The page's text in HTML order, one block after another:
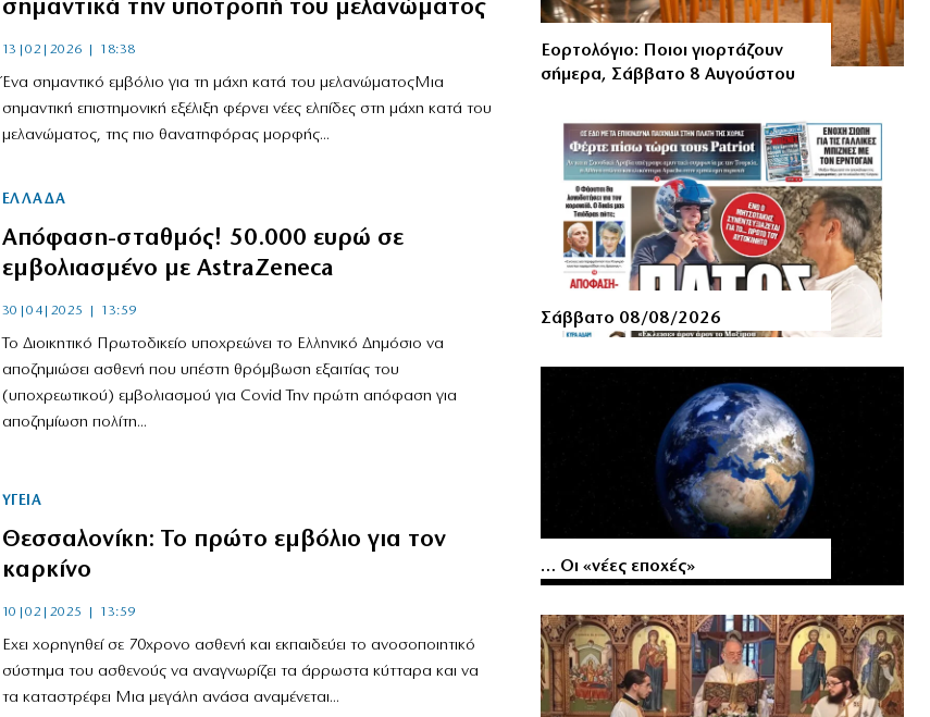
σημαντικά την υποτροπή του μελανώματος
13|02|2026 | 18:38
Ένα σημαντικό εμβόλιο για τη μάχη κατά του μελανώματοςΜια
σημαντική επιστημονική εξέλιξη φέρνει νέες ελπίδες στη μάχη κατά του
μελανώματος, της πιο θανατηφόρας μορφής...
ΕΛΛΑΔΑ
Απόφαση-σταθμός! 50.000 ευρώ σε
εμβολιασμένο με AstraZeneca
30|04|2025 | 13:59
Το Διοικητικό Πρωτοδικείο υποχρεώνει το Ελληνικό Δημόσιο να
αποζημιώσει ασθενή που υπέστη θρόμβωση εξαιτίας του
(υποχρεωτικού) εμβολιασμού για Covid Την πρώτη απόφαση για
αποζημίωση πολίτη...
ΥΓΕΙΑ
Θεσσαλονίκη: Το πρώτο εμβόλιο για τον
καρκίνο
10|02|2025 | 13:59
Εχει χορηγηθεί σε 70χρονο ασθενή και εκπαιδεύει το ανοσοποιητικό
σύστημα του ασθενούς να αναγνωρίζει τα άρρωστα κύτταρα και να
τα καταστρέφει Μια μεγάλη ανάσα αναμένεται...
Εορτολόγιο: Ποιοι γιορτάζουν
σήμερα, Σάββατο 8 Αυγούστου
Σάββατο 08/08/2026
… Οι «νέες εποχές»